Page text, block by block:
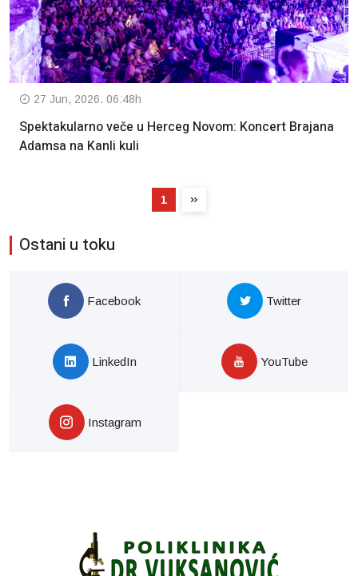
27 Jun, 2026. 06:48h
Spektakularno veče u Herceg Novom: Koncert Brajana
Adamsa na Kanli kuli
1
Ostani u toku
Facebook Twitter
LinkedIn YouTube
Instagram